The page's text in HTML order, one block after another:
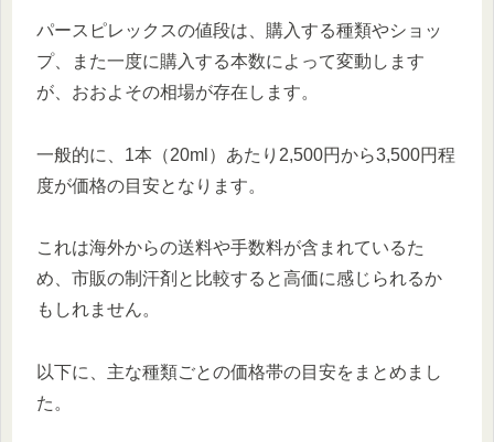
パースピレックスの値段は、購入する種類やショッ
プ、また一度に購入する本数によって変動します
が、おおよその相場が存在します。
一般的に、1本（20ml）あたり2,500円から3,500円程
度が価格の目安となります。
これは海外からの送料や手数料が含まれているた
め、市販の制汗剤と比較すると高価に感じられるか
もしれません。
以下に、主な種類ごとの価格帯の目安をまとめまし
た。